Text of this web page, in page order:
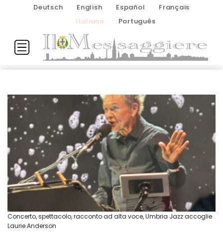
Deutsch English Español
Français
Italiano
Português
Concerto, spettacolo, racconto ad alta voce, Umbria Jazz accoglie
Laurie Anderson